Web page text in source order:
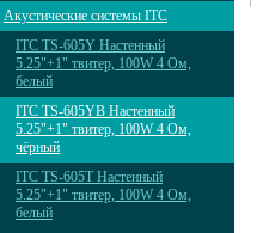
Акустические системы ITC
ITC TS-605Y Настенный
5.25"+1" твитер, 100W 4 Ом,
белый
ITC TS-605YB Настенный
5.25"+1" твитер, 100W 4 Ом,
чёрный
ITC TS-605T Настенный
5.25"+1" твитер, 100W 4 Ом,
белый